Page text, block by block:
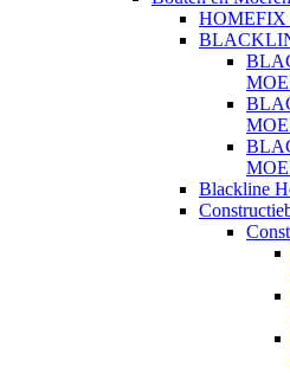
HOMEFIX
Blackline